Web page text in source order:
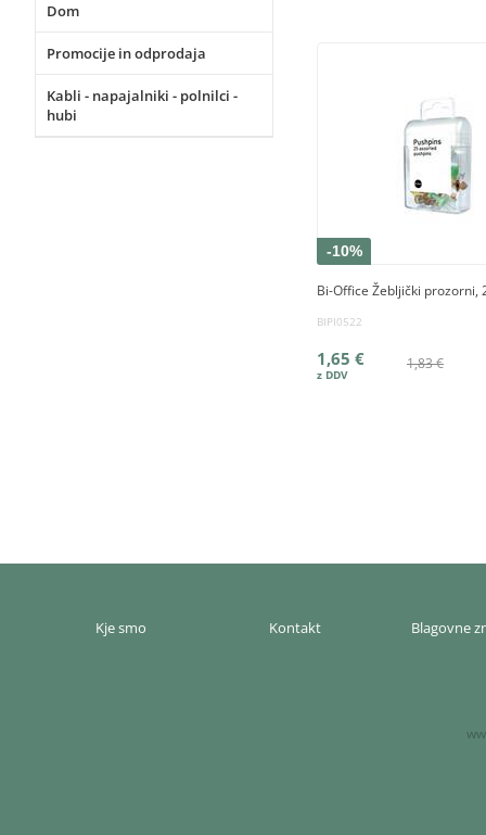
Dom
Promocije in odprodaja
Kabli - napajalniki - polnilci -
hubi
-10%
Bi-Office Žebljički prozorni,
BIPI0522
1,83 €
1,65 €
Kje smo Kontakt Blagovne